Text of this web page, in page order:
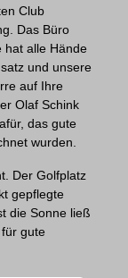
Club
Das Büro
hat alle Hände
und unsere
auf Ihre
Olaf Schink
das gute
wurden.
Der Golfplatz
gepflegte
die Sonne ließ
gute